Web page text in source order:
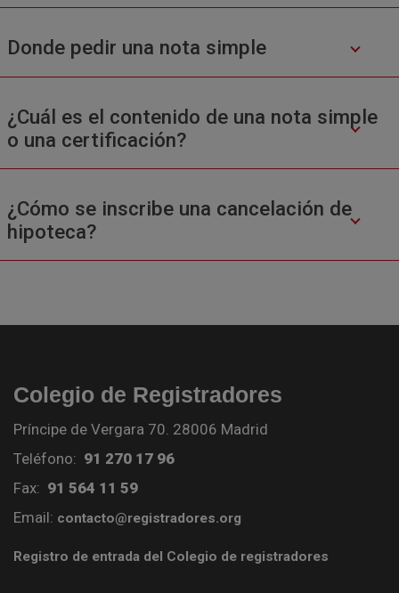
Donde pedir una nota simple
¿Cuál es el contenido de una nota simple
o una certificación?
¿Cómo se inscribe una cancelación de
hipoteca?
Colegio de Registradores
Príncipe de Vergara 70. 28006 Madrid
Teléfono: 91 270 17 96
Fax: 91 564 11 59
Email: contacto@registradores.org
Registro de entrada del Colegio de registradores